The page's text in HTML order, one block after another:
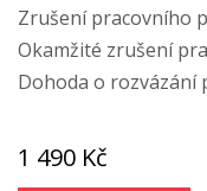
Zrušení pracovního
Okamžité zrušení
Dohoda o rozvázání
1 490 Kč